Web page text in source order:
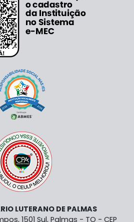
LUTERANO DE PALMAS
1501 Sul, Palmas - TO - CEP